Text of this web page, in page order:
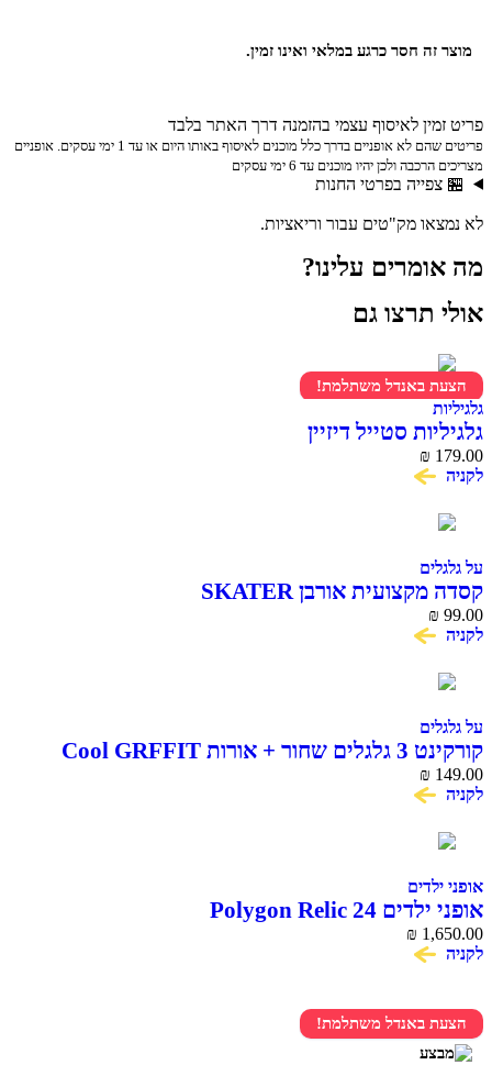
מוצר זה חסר כרגע במלאי ואינו זמין.
פריט זמין לאיסוף עצמי בהזמנה דרך האתר בלבד
פריטים שהם לא אופניים בדרך כלל מוכנים לאיסוף באותו היום או עד 1 ימי עסקים. אופניים
מצריכים הרכבה ולכן יהיו מוכנים עד 6 ימי עסקים
🏪 צפייה בפרטי החנות
לא נמצאו מק"טים עבור וריאציות.
מה אומרים עלינו?
אולי תרצו גם
הצעת באנדל משתלמת!
גלגיליות
גלגיליות סטייל דיזיין
₪ 179.00
לקניה
על גלגלים
קסדה מקצועית אורבן SKATER
₪ 99.00
לקניה
על גלגלים
קורקינט 3 גלגלים שחור + אורות Cool GRFFIT
₪ 149.00
לקניה
אופני ילדים
אופני ילדים Polygon Relic 24
₪ 1,650.00
לקניה
הצעת באנדל משתלמת!